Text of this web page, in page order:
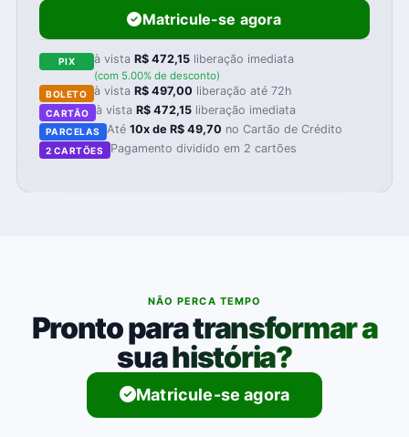
Matricule-se agora
PIX à vistaR$ 472,15 liberação imediata
(com 5.00% de desconto)
BOLETO à vistaR$ 497,00 liberação até 72h
CARTÃO à vista R$ 472,15 liberação imediata
PARCELAS Até10x de R$ 49,70 no Cartão de Crédito
2 CARTÕES Pagamento dividido em 2 cartões
NÃO PERCA TEMPO
Pronto para transformar a
sua história?
Matricule-se agora